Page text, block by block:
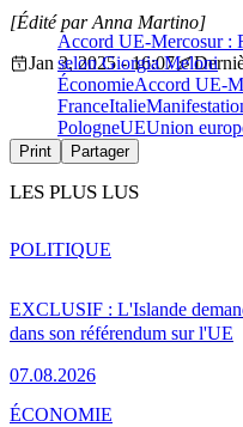
Accord UE-Mercosur :
selon Giorgia Meloni
[Édité par Anna Martino]
Jan 3, 2025 - 16:07
ÉconomieAccord UE-
FranceItalie
PologneUEUnion
Print Partager
LES PLUS LUS
EXCLUSIF : L'Islande
dans son référendum sur l'UE
07.08.2026
POLITIQUE
ÉCONOMIE